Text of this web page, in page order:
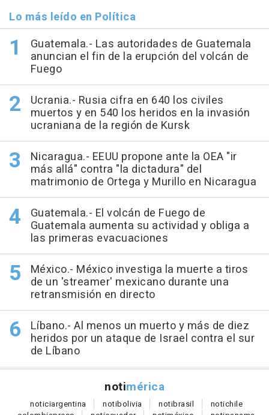
Lo más leído en Política
Guatemala.- Las autoridades de Guatemala
anuncian el fin de la erupción del volcán de
Fuego
Ucrania.- Rusia cifra en 640 los civiles
muertos y en 540 los heridos en la invasión
ucraniana de la región de Kursk
Nicaragua.- EEUU propone ante la OEA "ir
más allá" contra "la dictadura" del
matrimonio de Ortega y Murillo en Nicaragua
Guatemala.- El volcán de Fuego de
Guatemala aumenta su actividad y obliga a
las primeras evacuaciones
México.- México investiga la muerte a tiros
de un 'streamer' mexicano durante una
retransmisión en directo
Líbano.- Al menos un muerto y más de diez
heridos por un ataque de Israel contra el sur
de Líbano
notimérica
noticiargentina notibolivia notibrasil notichile